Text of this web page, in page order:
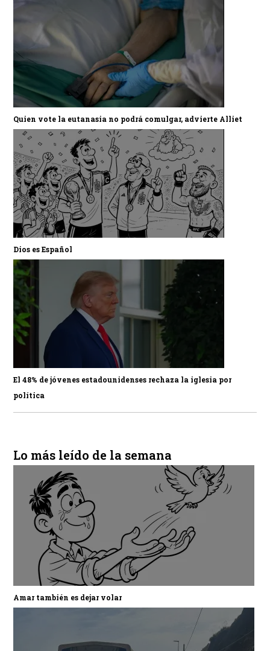
Quien vote la eutanasia no podrá comulgar, advierte Alliet
Dios es Español
El 48% de jóvenes estadounidenses rechaza la iglesia por
política
Lo más leído de la semana
Amar también es dejar volar